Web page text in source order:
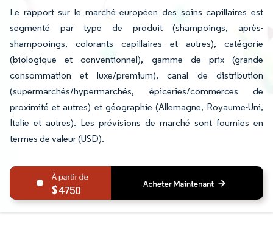
Le rapport sur le marché européen des soins capillaires est
segmenté par type de produit (shampoings, après-
shampooings, colorants capillaires et autres), catégorie
(biologique et conventionnel), gamme de prix (grande
consommation et luxe/premium), canal de distribution
(supermarchés/hypermarchés, épiceries/commerces de
proximité et autres) et géographie (Allemagne, Royaume-Uni,
Italie et autres). Les prévisions de marché sont fournies en
termes de valeur (USD).
4750